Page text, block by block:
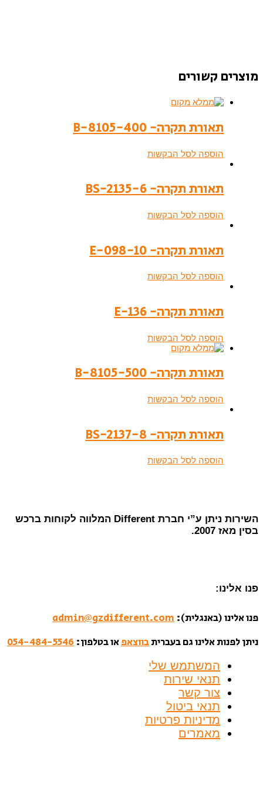
מוצרים קשורים
תאורת תקרה- B-8105-400
הוספה לסל הבקשות
תאורת תקרה- BS-2135-6
הוספה לסל הבקשות
תאורת תקרה- E-098-10
הוספה לסל הבקשות
תאורת תקרה- E-136
הוספה לסל הבקשות
תאורת תקרה- B-8105-500
הוספה לסל הבקשות
תאורת תקרה- BS-2137-8
הוספה לסל הבקשות
השירות ניתן ע”י חברת Different המלווה לקוחות ברכש
בסין מאז 2007.
פנו אלינו:
פנו אלינו (באנגלית): admin@gzdifferent.com
ניתן לפנות אלינו גם בעבריתבווצאפאו בטלפון: 054-484-5546
המשתמש שלי
תנאי שירות
צור קשר
תנאי ביטול
מדיניות פרטיות
מאמרים